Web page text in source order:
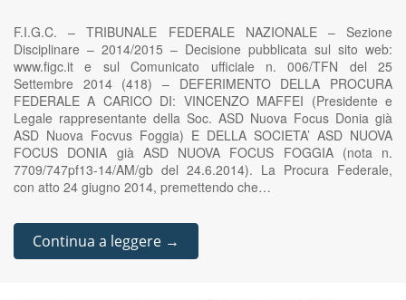
F.I.G.C. – TRIBUNALE FEDERALE NAZIONALE – Sezione
Disciplinare – 2014/2015 – Decisione pubblicata sul sito web:
www.figc.it e sul Comunicato ufficiale n. 006/TFN del 25
Settembre 2014 (418) – DEFERIMENTO DELLA PROCURA
FEDERALE A CARICO DI: VINCENZO MAFFEI (Presidente e
Legale rappresentante della Soc. ASD Nuova Focus Donia già
ASD Nuova Focvus Foggia) E DELLA SOCIETA’ ASD NUOVA
FOCUS DONIA già ASD NUOVA FOCUS FOGGIA (nota n.
7709/747pf13-14/AM/gb del 24.6.2014). La Procura Federale,
con atto 24 giugno 2014, premettendo che…
Continua a leggere →